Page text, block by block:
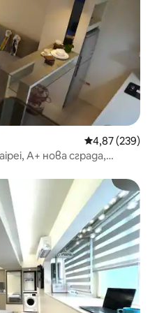
Средна
4,87 (239)
A+ нова сграда,
Ximen